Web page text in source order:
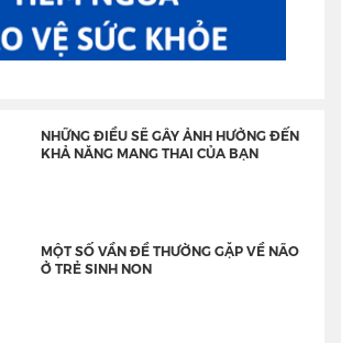
NHỮNG ĐIỀU SẼ GÂY ẢNH HƯỞNG ĐẾN
KHẢ NĂNG MANG THAI CỦA BẠN
MỘT SỐ VẦN ĐỀ THƯỜNG GẶP VỀ NÃO
Ở TRẺ SINH NON